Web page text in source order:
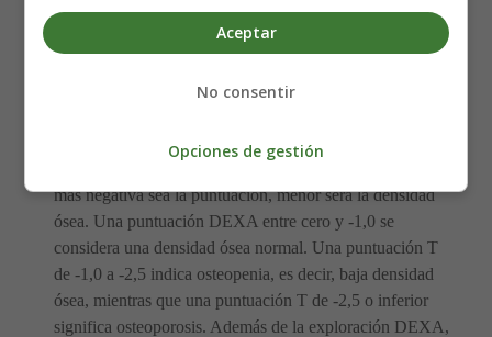
fracturas inexplicables o tienes antecedentes familiares de
osteoporosis desde una edad temprana, es razonable que
En la DEXA, el resultado, conocido como puntuación T,
más negativa sea la puntuación, menor será la densidad
ósea. Una puntuación DEXA entre cero y -1,0 se
considera una densidad ósea normal. Una puntuación T
de -1,0 a -2,5 indica osteopenia, es decir, baja densidad
ósea, mientras que una puntuación T de -2,5 o inferior
significa osteoporosis. Además de la exploración DEXA,
Aceptar
No consentir
Opciones de gestión